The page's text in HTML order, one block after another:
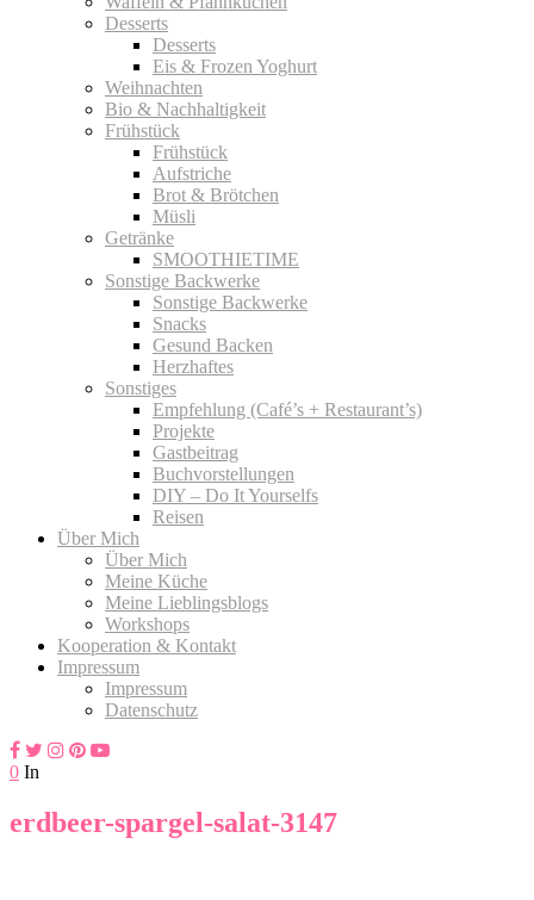
Desserts
Desserts
Eis & Frozen Yoghurt
Weihnachten
Bio & Nachhaltigkeit
Frühstück
Frühstück
Aufstriche
Brot & Brötchen
Müsli
Getränke
SMOOTHIETIME
Sonstige Backwerke
Sonstige Backwerke
Snacks
Gesund Backen
Herzhaftes
Sonstiges
Empfehlung (Café’s + Restaurant’s)
Projekte
Gastbeitrag
Buchvorstellungen
DIY – Do It Yourselfs
Reisen
Über Mich
Über Mich
Meine Küche
Meine Lieblingsblogs
Workshops
Kooperation & Kontakt
Impressum
Impressum
Datenschutz
0 In
erdbeer-spargel-salat-3147